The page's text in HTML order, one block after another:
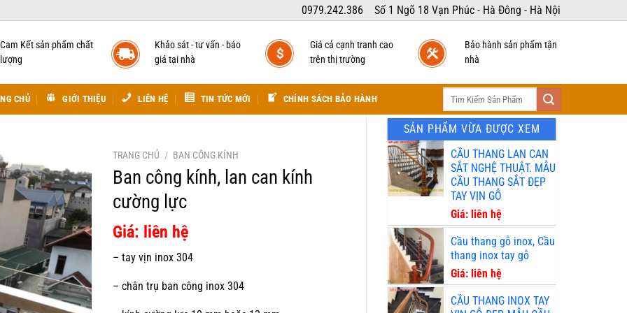
0979.242.386 Số 1 Ngõ 18 Vạn Phúc - Hà Đông - Hà Nội
Cam Kết sản phẩm chất
lượng
Khảo sát - tư vấn - báo
giá tại nhà
Giá cả cạnh tranh cao
trên thị trường
Bảo hành sản phẩm tận
nhà
CHỦ GIỚI THIỆU LIÊN HỆ TIN TỨC MỚI CHÍNH SÁCH BẢO HÀNH
SẢN PHẨM VỪA ĐƯỢC XEM
CẦU THANG LAN CAN
SẮT NGHỆ THUẬT. MẪU
CẦU THANG SẮT ĐẸP
TAY VỊN GỖ
Giá: liên hệ
Cầu thang gỗ inox, Cầu
thang inox tay gỗ
Giá: liên hệ
CẦU THANG INOX TAY
TRANG CHỦ / BAN CÔNG KÍNH
Ban công kính, lan can kính
cường lực
Giá: liên hệ
– tay vịn inox 304
– chân trụ ban công inox 304